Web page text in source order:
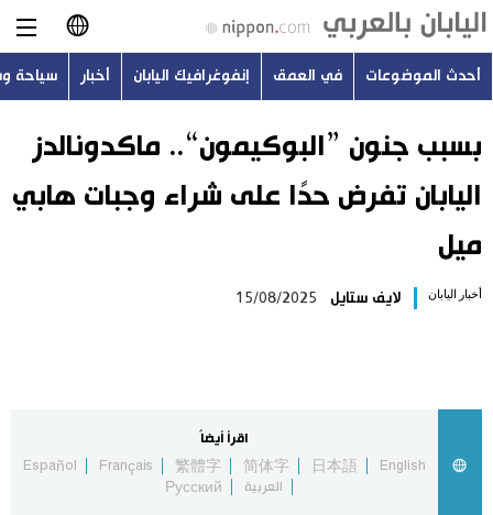
日本語
English
简体字
أحدث الموضوعات
سياحة وسفر
أحدث الموضوعات في العمق إنفوغرافيك اليابان أخبار سياحة
بسبب جنون ”البوكيمون“.. ماكدونالدز
اليابان تفرض حدًا على شراء وجبات هابي
ميل
أخبار اليابان لايف ستايل 15/08/2025
اقرأ أيضاً
English
日本語
简体字
繁體字
Français
Español
العربية
Русский